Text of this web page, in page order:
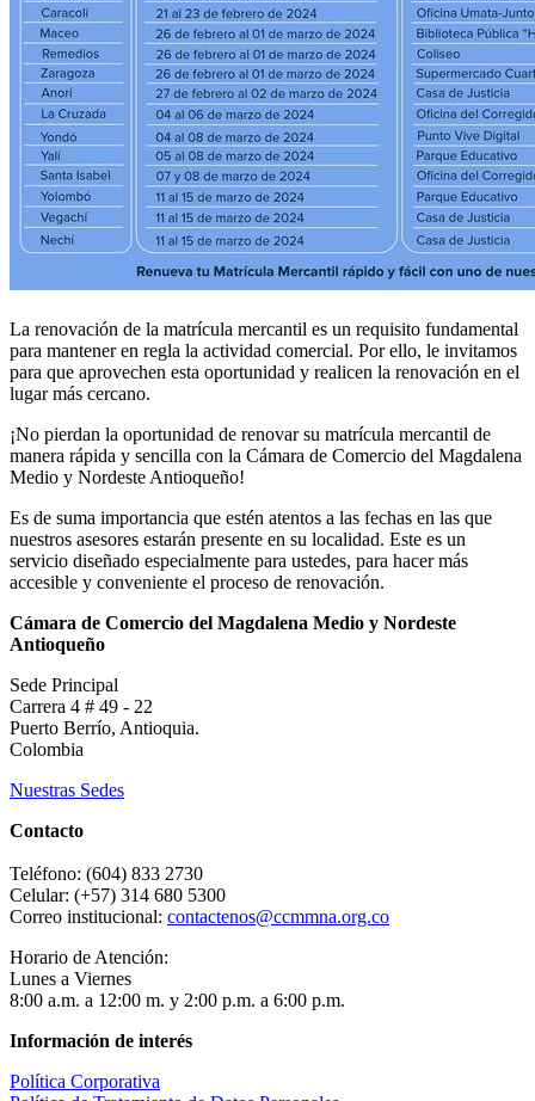
La renovación de la matrícula mercantil es un requisito fundamental
para mantener en regla la actividad comercial. Por ello, le invitamos
para que aprovechen esta oportunidad y realicen la renovación en el
lugar más cercano.
¡No pierdan la oportunidad de renovar su matrícula mercantil de
manera rápida y sencilla con la Cámara de Comercio del Magdalena
Medio y Nordeste Antioqueño!
Es de suma importancia que estén atentos a las fechas en las que
nuestros asesores estarán presente en su localidad. Este es un
servicio diseñado especialmente para ustedes, para hacer más
accesible y conveniente el proceso de renovación.
Cámara de Comercio del Magdalena Medio y Nordeste
Antioqueño
Sede Principal
Carrera 4 # 49 - 22
Puerto Berrío, Antioquia.
Colombia
Nuestras Sedes
Contacto
Teléfono: (604) 833 2730
Celular: (+57) 314 680 5300
Correo institucional: contactenos@ccmmna.org.co
Horario de Atención:
Lunes a Viernes
8:00 a.m. a 12:00 m. y 2:00 p.m. a 6:00 p.m.
Información de interés
Política Corporativa